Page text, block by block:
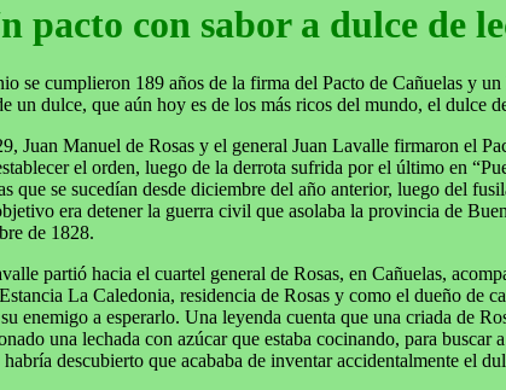
pacto con sabor a dulce de
se cumplieron 189 años de la firma del Pacto de Cañuelas y
un dulce, que aún hoy es de los más ricos del mundo, el dulce
Juan Manuel de Rosas y el general Juan Lavalle firmaron el
el orden, luego de la derrota sufrida por el último en
que se sucedían desde diciembre del año anterior, luego del
era detener la guerra civil que asolaba la provincia de
de 1828.
partió hacia el cuartel general de Rosas, en Cañuelas,
La Caledonia, residencia de Rosas y como el dueño de
enemigo a esperarlo. Una leyenda cuenta que una criada de
una lechada con azúcar que estaba cocinando, para buscar
habría descubierto que acababa de inventar accidentalmente el